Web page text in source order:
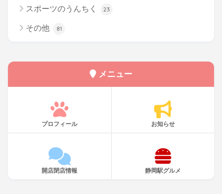
スポーツのうんちく 23
その他 81
メニュー
プロフィール お知らせ
開店閉店情報 静岡駅グルメ